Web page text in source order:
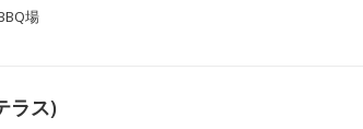
場
ラス)